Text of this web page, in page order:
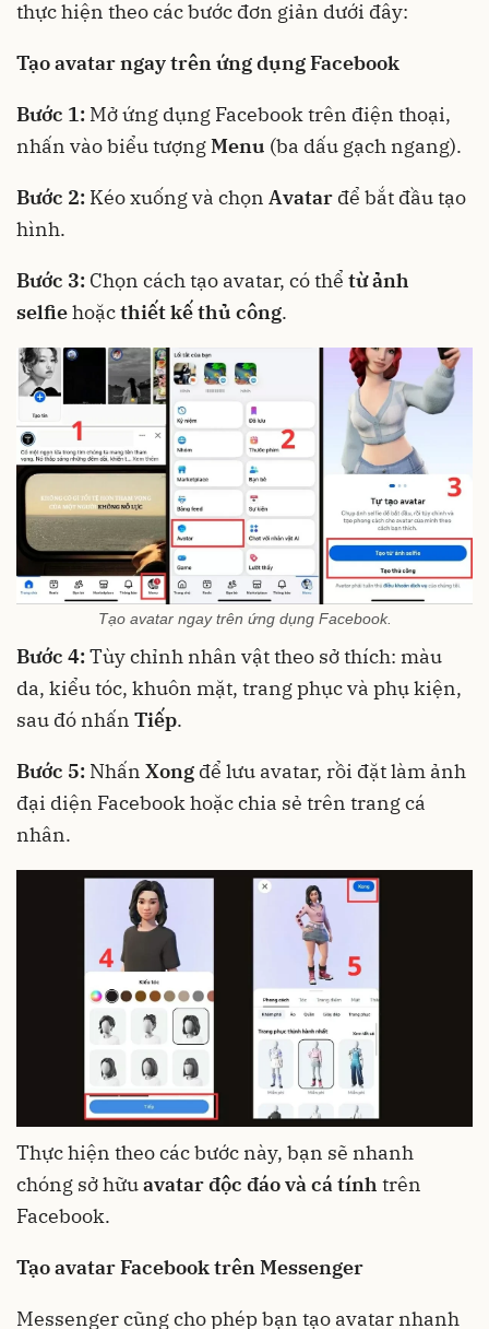
thực hiện theo các bước đơn giản dưới đây:
Tạo avatar ngay trên ứng dụng Facebook
Bước 1: Mở ứng dụng Facebook trên điện thoại,
nhấn vào biểu tượngMenu (ba dấu gạch ngang).
Bước 2: Kéo xuống và chọn Avatar để bắt đầu tạo
hình.
Bước 3: Chọn cách tạo avatar, có thể từ ảnh
selfiehoặcthiết kế thủ công.
Tạo avatar ngay trên ứng dụng Facebook.
Bước 4:Tùy chỉnh nhân vật theo sở thích: màu
da, kiểu tóc, khuôn mặt, trang phục và phụ kiện,
sau đó nhấn Tiếp.
Bước 5: Nhấn Xong để lưu avatar, rồi đặt làm ảnh
đại diện Facebook hoặc chia sẻ trên trang cá
nhân.
Thực hiện theo các bước này, bạn sẽ nhanh
chóng sở hữuavatar độc đáo và cá tính trên
Facebook.
Tạo avatar Facebook trên Messenger
Messenger cũng cho phép bạn tạo avatar nhanh